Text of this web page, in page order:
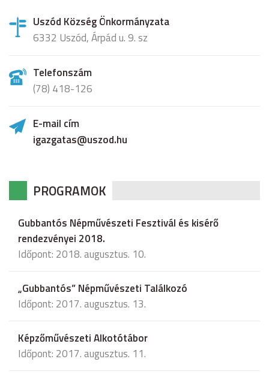
Uszód Község Önkormányzata
6332 Uszód, Árpád u. 9. sz
Telefonszám
(78) 418-126
E-mail cím
igazgatas@uszod.hu
PROGRAMOK
Gubbantós Népművészeti Fesztivál és kisérő
rendezvényei 2018.
Időpont: 2018. augusztus. 10.
„Gubbantós” Népművészeti Találkozó
Időpont: 2017. augusztus. 13.
Képzőművészeti Alkotótábor
Időpont: 2017. augusztus. 11.